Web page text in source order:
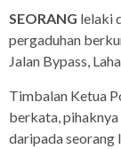
SEORANG lelaki
pergaduhan
Jalan Bypass,
Timbalan Ketua
berkata,
daripada seorang